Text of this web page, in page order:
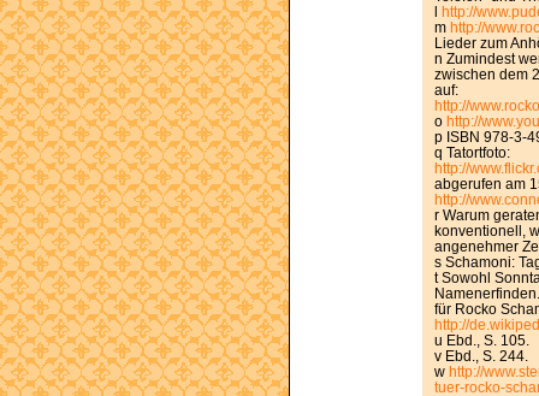
http://
m http://
Lieder zum
n Zumindest
zwischen dem
auf:
http://
o http://
p ISBN 978-3-
q Tatortfoto:
http://
abgerufen am
http://
r Warum
konventionell,
angenehmer
s Schamoni:
t Sowohl
für Rocko
http://
u Ebd., S. 105.
v Ebd., S. 244.
w http://
tuer-rocko-